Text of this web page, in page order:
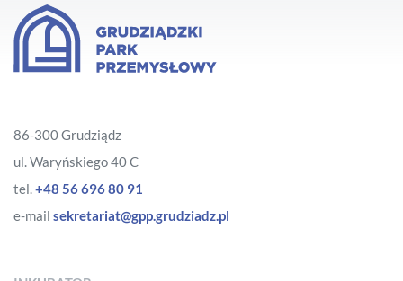
86-300 Grudziądz
ul. Waryńskiego 40 C
tel.+48 56 696 80 91
e-mail sekretariat@gpp.grudziadz.pl